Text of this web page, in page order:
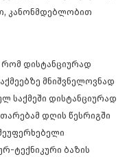
კანონმდებლობით
რომ დისტანციურად
მნიშვნელოვნად
საქმეში დისტანციურად
დღის წესრიგში
ტექნიკური ბაზის